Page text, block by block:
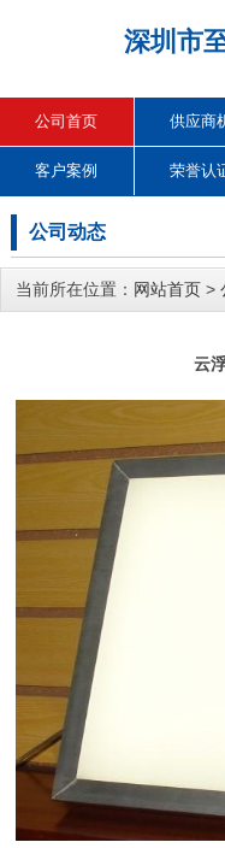
深圳市
公司首页 供应商
客户案例 荣誉认
公司动态
当前所在位置： 网站首页 >
云